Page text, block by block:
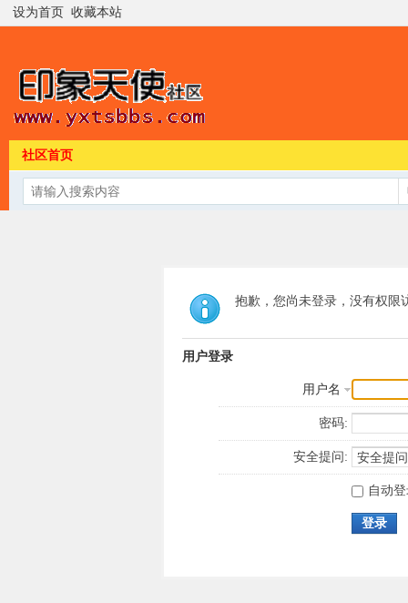
设为首页 收藏本站
社区首页
抱歉，您尚未登录，没有权限
用户登录
用户名
密码:
安全提问:
自动
登录